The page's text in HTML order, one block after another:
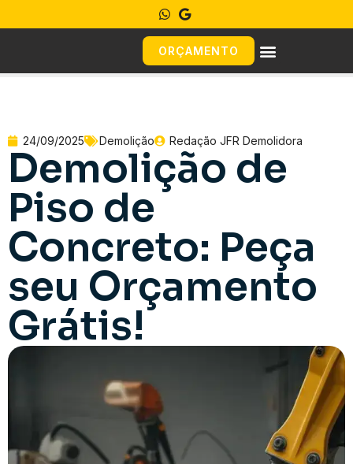
ORÇAMENTO
24/09/2025 Demolição Redação JFR Demolidora
Demolição de
Piso de
Concreto: Peça
seu Orçamento
Grátis!